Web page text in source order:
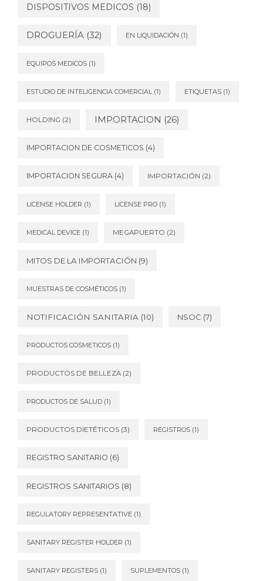
DISPOSITIVOS MEDICOS (18)
DROGUERÍA (32) EN LIQUIDACIÓN (1)
EQUIPOS MEDICOS (1)
ESTUDIO DE INTELIGENCIA COMERCIAL(1) ETIQUETAS (1)
HOLDING (2) IMPORTACION (26)
IMPORTACION DE COSMETICOS (4)
IMPORTACION SEGURA (4) IMPORTACIÓN (2)
LICENSE HOLDER (1) LICENSE PRO (1)
MEDICAL DEVICE (1) MEGAPUERTO (2)
MITOS DE LA IMPORTACIÓN (9)
MUESTRAS DE COSMÉTICOS (1)
NOTIFICACIÓN SANITARIA (10) NSOC (7)
PRODUCTOS COSMETICOS (1)
PRODUCTOS DE BELLEZA (2)
PRODUCTOS DE SALUD (1)
PRODUCTOS DIETÉTICOS (3) REGISTROS (1)
REGISTRO SANITARIO (6)
REGISTROS SANITARIOS (8)
REGULATORY REPRESENTATIVE (1)
SANITARY REGISTER HOLDER (1)
SANITARY REGISTERS (1) SUPLEMENTOS (1)